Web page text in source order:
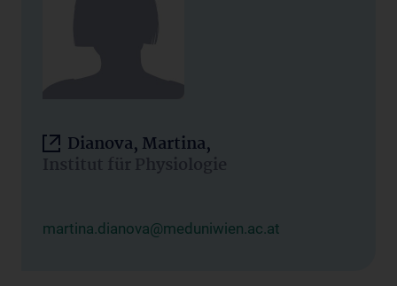
Dianova, Martina,
Institut für Physiologie
martina.dianova@meduniwien.ac.at